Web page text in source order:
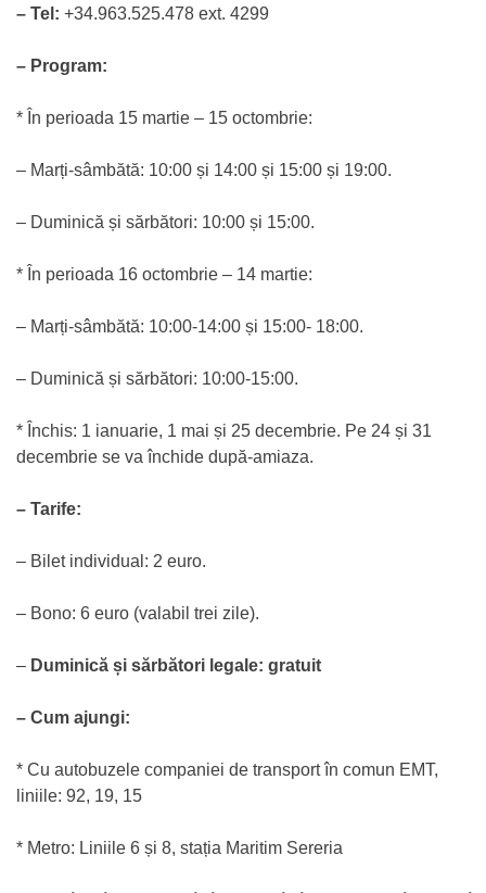
– Tel: +34.963.525.478 ext. 4299
– Program:
* În perioada 15 martie – 15 octombrie:
– Marți-sâmbătă: 10:00 și 14:00 și 15:00 și 19:00.
– Duminică și sărbători: 10:00 și 15:00.
* În perioada 16 octombrie – 14 martie:
– Marți-sâmbătă: 10:00-14:00 și 15:00- 18:00.
– Duminică și sărbători: 10:00-15:00.
* Închis: 1 ianuarie, 1 mai și 25 decembrie. Pe 24 și 31
decembrie se va închide după-amiaza.
– Tarife:
– Bilet individual: 2 euro.
– Bono: 6 euro (valabil trei zile).
– Duminică și sărbători legale: gratuit
– Cum ajungi:
* Cu autobuzele companiei de transport în comun EMT,
liniile: 92, 19, 15
* Metro: Liniile 6 și 8, stația Maritim Sereria